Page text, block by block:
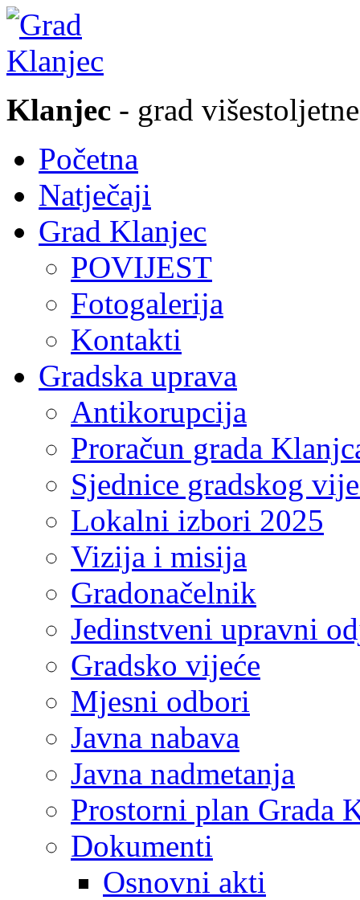
Klanjec - grad
Početna
Natječaji
Grad Klanjec
POVIJEST
Fotogalerija
Kontakti
Gradska uprava
Antikorupcija
Proračun grada
Sjednice gradskog
Lokalni izbori 2025
Vizija i misija
Gradonačelnik
Jedinstveni upravni
Gradsko vijeće
Mjesni odbori
Javna nabava
Javna nadmetanja
Prostorni plan Grada
Dokumenti
Osnovni akti